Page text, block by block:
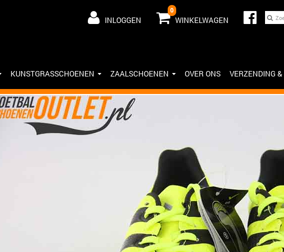
INLOGGEN
0
WINKELWAGEN
KUNSTGRASSCHOENEN ZAALSCHOENEN OVER ONS VERZENDING &